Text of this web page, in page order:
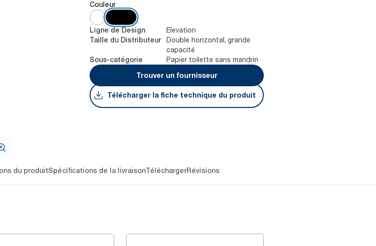
Couleur
Ligne de Design Elevation
Taille du Distributeur
Double horizontal, grande
capacité
Sous-catégorie
Papier toilette sans mandrin
Trouver un fournisseur
Télécharger la fiche technique du produit
du produitSpécifications de la livraisonTéléchargerRévisions